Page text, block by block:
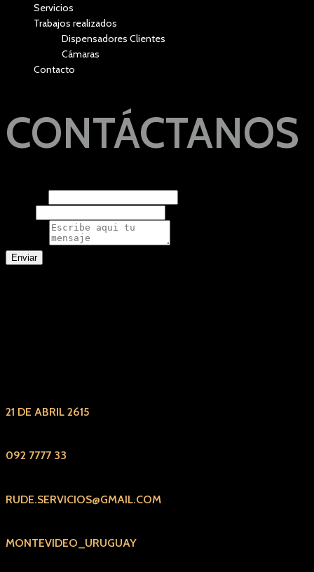
Servicios
Trabajos realizados
Dispensadores Clientes
Cámaras
Contacto
CONTÁCTANOS
Enviar
21 DE ABRIL 2615
092 7777 33
RUDE.SERVICIOS@GMAIL.COM
MONTEVIDEO_URUGUAY